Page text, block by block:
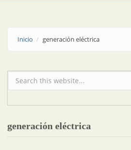
Inicio generación eléctrica
Formulario de búsqueda
generación eléctrica